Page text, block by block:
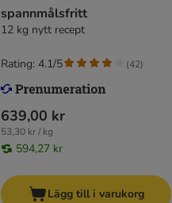
spannmålsfritt
12 kg nytt recept
639,00 kr
53,30 kr / kg
594,27 kr
Rating: 4.1/5 (42)
Lägg till i varukorg